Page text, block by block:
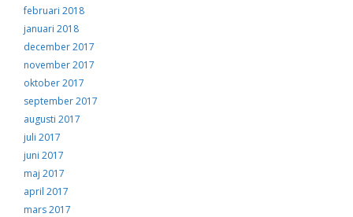
februari 2018
januari 2018
december 2017
november 2017
oktober 2017
september 2017
augusti 2017
juli 2017
juni 2017
maj 2017
april 2017
mars 2017